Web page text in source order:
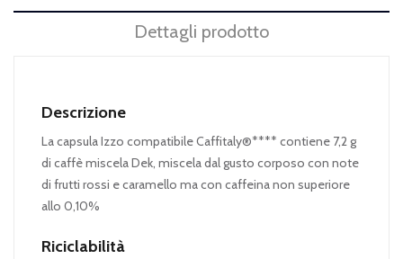
Dettagli prodotto
Descrizione
La capsula Izzo compatibile Caffitaly®**** contiene 7,2 g
di caffè miscela Dek, miscela dal gusto corposo con note
di frutti rossi e caramello ma con caffeina non superiore
allo 0,10%
Riciclabilità